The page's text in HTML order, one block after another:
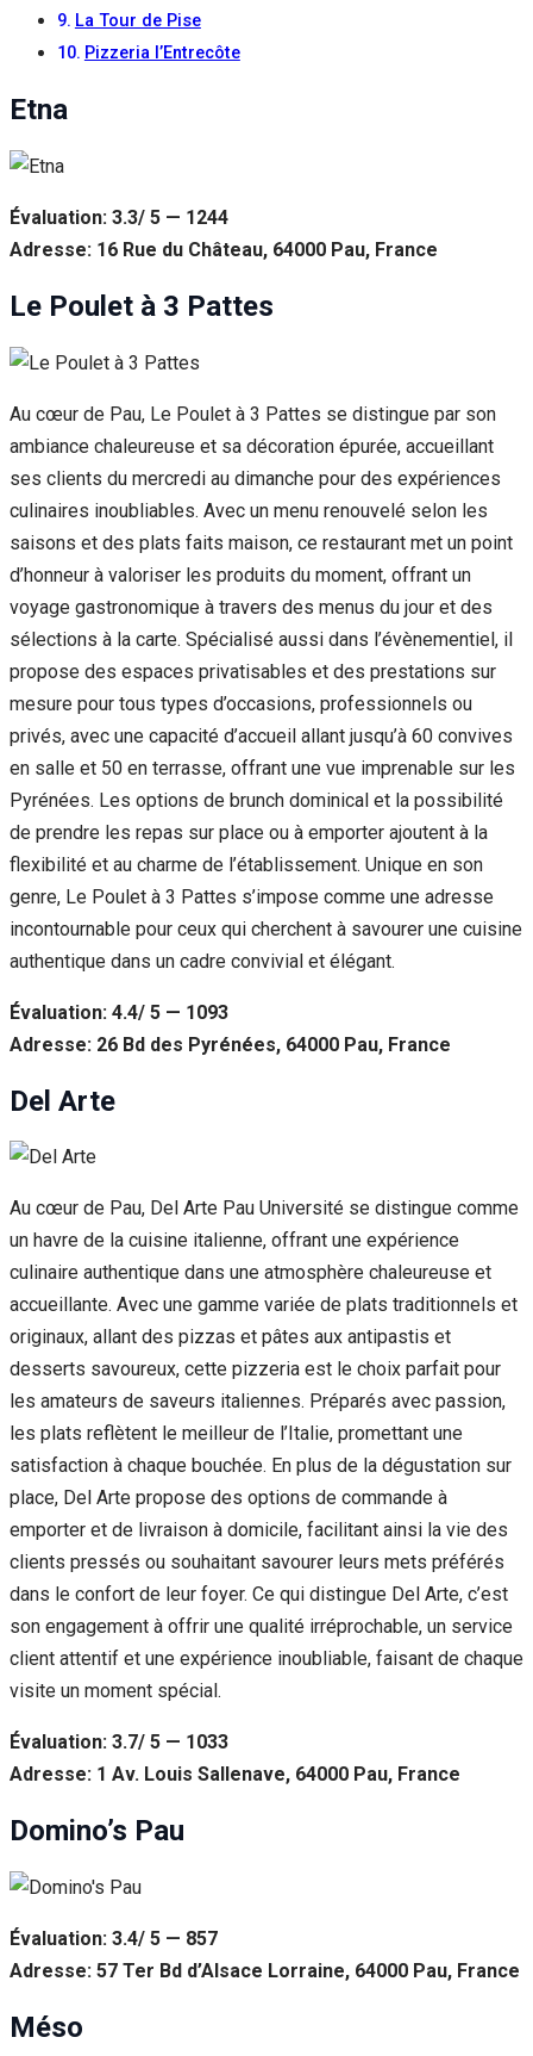
La Tour de Pise
Pizzeria l’Entrecôte
Etna
Évaluation: 3.3/ 5 — 1244
Adresse: 16 Rue du Château, 64000 Pau, France
Le Poulet à 3 Pattes
Au cœur de Pau, Le Poulet à 3 Pattes se distingue par son
ambiance chaleureuse et sa décoration épurée, accueillant
ses clients du mercredi au dimanche pour des expériences
culinaires inoubliables. Avec un menu renouvelé selon les
saisons et des plats faits maison, ce restaurant met un point
d’honneur à valoriser les produits du moment, offrant un
voyage gastronomique à travers des menus du jour et des
sélections à la carte. Spécialisé aussi dans l’évènementiel, il
propose des espaces privatisables et des prestations sur
mesure pour tous types d’occasions, professionnels ou
privés, avec une capacité d’accueil allant jusqu’à 60 convives
en salle et 50 en terrasse, offrant une vue imprenable sur les
Pyrénées. Les options de brunch dominical et la possibilité
de prendre les repas sur place ou à emporter ajoutent à la
flexibilité et au charme de l’établissement. Unique en son
genre, Le Poulet à 3 Pattes s’impose comme une adresse
incontournable pour ceux qui cherchent à savourer une cuisine
authentique dans un cadre convivial et élégant.
Évaluation: 4.4/ 5 — 1093
Adresse: 26 Bd des Pyrénées, 64000 Pau, France
Del Arte
Au cœur de Pau, Del Arte Pau Université se distingue comme
un havre de la cuisine italienne, offrant une expérience
culinaire authentique dans une atmosphère chaleureuse et
accueillante. Avec une gamme variée de plats traditionnels et
originaux, allant des pizzas et pâtes aux antipastis et
desserts savoureux, cette pizzeria est le choix parfait pour
les amateurs de saveurs italiennes. Préparés avec passion,
les plats reflètent le meilleur de l’Italie, promettant une
satisfaction à chaque bouchée. En plus de la dégustation sur
place, Del Arte propose des options de commande à
emporter et de livraison à domicile, facilitant ainsi la vie des
clients pressés ou souhaitant savourer leurs mets préférés
dans le confort de leur foyer. Ce qui distingue Del Arte, c’est
son engagement à offrir une qualité irréprochable, un service
client attentif et une expérience inoubliable, faisant de chaque
visite un moment spécial.
Évaluation: 3.7/ 5 — 1033
Adresse: 1 Av. Louis Sallenave, 64000 Pau, France
Domino’s Pau
Évaluation: 3.4/ 5 — 857
Adresse: 57 Ter Bd d’Alsace Lorraine, 64000 Pau, France
Méso